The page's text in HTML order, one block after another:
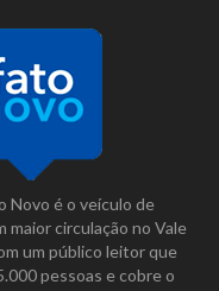
Novo é o veículo de
maior circulação no Vale
um público leitor que
pessoas e cobre o